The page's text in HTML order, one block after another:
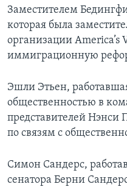
Заместителем
которая была
организации America’s
иммиграционную
Эшли Этьен,
общественностью в
представителей Нэнси
по связям с
Симон Сандерс,
сенатора Берни